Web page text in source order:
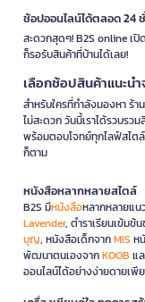
ช้อปออนไลน์ได้ตลอด 24
สะดวกสุดๆ! B2S online เ
ก็รอรับสินค้าที่บ้านได้เลย!
เลือกช้อปสินค้าแนะน
สำหรับใครที่กำลังมองหา ร้
ไม่สะดวก วันนี้เราได้รวบรว
พร้อมตอบโจทย์ทุกไลฟ์สไต
ก็ตาม
หนังสือหลากหลายสไตล์
B2S มีหนังสือหลากหลายแน
Lavender, ตำราเรียนเข้มข้
บุญ, หนังสือเด็กจากMIS ห
พัฒนาตนเองจากKOOB แ
ออนไลน์ได้อย่างง่ายดายเพี